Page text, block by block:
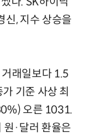
신, 지수 상승을
래일보다 1.5
기준 사상 최
오른 1031.
·달러 환율은